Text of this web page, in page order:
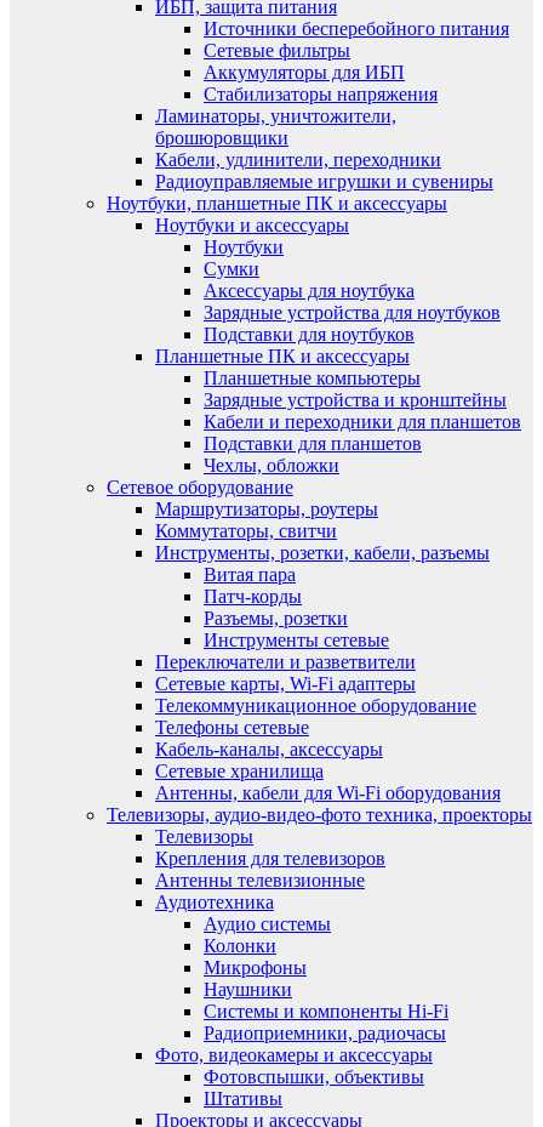
ИБП, защита питания
Источники бесперебойного питания
Сетевые фильтры
Аккумуляторы для ИБП
Стабилизаторы напряжения
Ламинаторы, уничтожители,
брошюровщики
Кабели, удлинители, переходники
Радиоуправляемые игрушки и сувениры
Ноутбуки, планшетные ПК и аксессуары
Ноутбуки и аксессуары
Ноутбуки
Сумки
Аксессуары для ноутбука
Зарядные устройства для ноутбуков
Подставки для ноутбуков
Планшетные ПК и аксессуары
Планшетные компьютеры
Зарядные устройства и кронштейны
Кабели и переходники для планшетов
Подставки для планшетов
Чехлы, обложки
Сетевое оборудование
Маршрутизаторы, роутеры
Коммутаторы, свитчи
Инструменты, розетки, кабели, разъемы
Витая пара
Патч-корды
Разъемы, розетки
Инструменты сетевые
Переключатели и разветвители
Сетевые карты, Wi-Fi адаптеры
Телекоммуникационное оборудование
Телефоны сетевые
Кабель-каналы, аксессуары
Сетевые хранилища
Антенны, кабели для Wi-Fi оборудования
Телевизоры, аудио-видео-фото техника, проекторы
Телевизоры
Крепления для телевизоров
Антенны телевизионные
Аудиотехника
Аудио системы
Колонки
Микрофоны
Наушники
Системы и компоненты Hi-Fi
Радиоприемники, радиочасы
Фото, видеокамеры и аксессуары
Фотовспышки, объективы
Штативы
Проекторы и аксессуары